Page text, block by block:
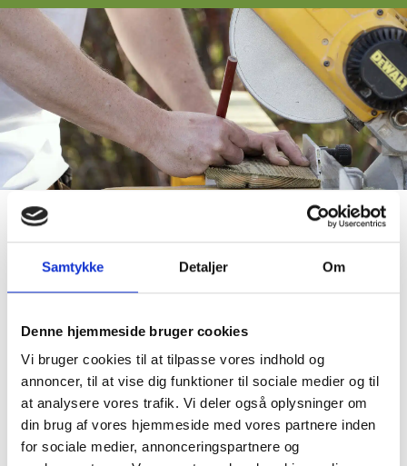
Samtykke Detaljer Om
Denne hjemmeside bruger cookies
Vi bruger cookies til at tilpasse vores indhold og
annoncer, til at vise dig funktioner til sociale medier og til
at analysere vores trafik. Vi deler også oplysninger om
din brug af vores hjemmeside med vores partnere inden
for sociale medier, annonceringspartnere og
Terrasse til lejlighed og
andelsbolig
Bor du i lejlighed eller andelsbolig, er en
tagterrasse eller altanudvidelse ofte en
anden proces end en terrasse ved et
parcelhus. Her skal der som regel
godkendelse til fra ejerforeningen eller